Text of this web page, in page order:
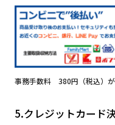
事務手数料 380円（税込）が
5.クレジットカード